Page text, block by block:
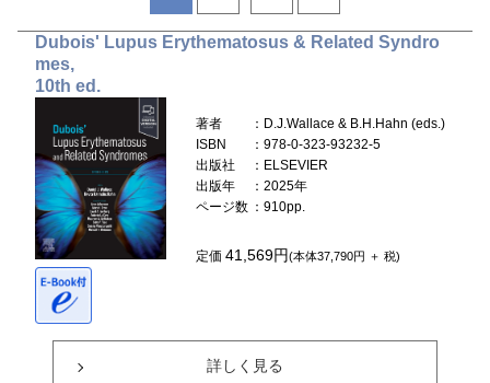
Dubois' Lupus Erythematosus & Related Syndro
mes,
10th ed.
著者
：D.J.Wallace & B.H.Hahn (eds.)
ISBN
：978-0-323-93232-5
出版社
：ELSEVIER
出版年
：2025年
ページ数 ：910pp.
定価41,569円(本体37,790円 ＋ 税)
詳しく見る